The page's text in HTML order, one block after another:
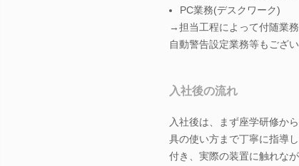
PC業務(デスクワーク)
→担当工程によって付随業
自動警告設定業務等もござい
入社後の流れ
入社後は、まず座学研修か
具の使い方まで丁寧に指導
付き、実際の装置に触れな